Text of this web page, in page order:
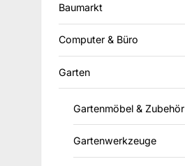
Baumarkt
Computer & Büro
Garten
Gartenmöbel & Zubehör
Gartenwerkzeuge